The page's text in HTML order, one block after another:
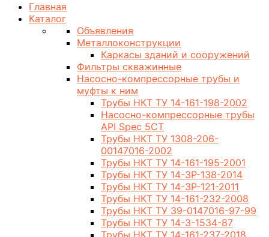
Главная
Каталог
Объявления
Металлоконструкции
Каркасы зданий и сооружений
Фильтры скважинные
Насосно-компрессорные трубы и
муфты к ним
Трубы НКТ ТУ 14-161-198-2002
Насосно-компрессорные трубы
API Spec 5CT
Трубы НКТ ТУ 1308-206-
00147016-2002
Трубы НКТ ТУ 14-161-195-2001
Трубы НКТ ТУ 14-3Р-138-2014
Трубы НКТ ТУ 14-3Р-121-2011
Трубы НКТ ТУ 14-161-232-2008
Трубы НКТ ТУ 39-0147016-97-99
Трубы НКТ ТУ 14-3-1534-87